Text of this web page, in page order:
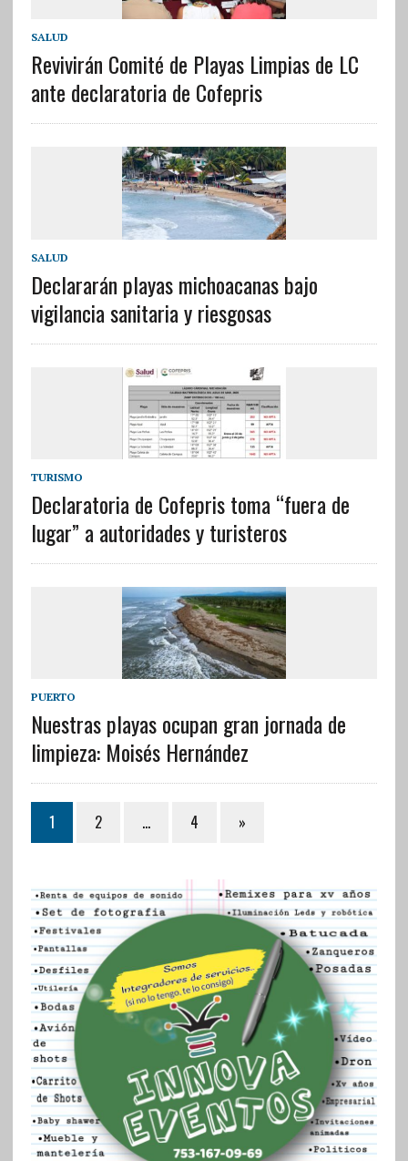
SALUD
Revivirán Comité de Playas Limpias de LC
ante declaratoria de Cofepris
SALUD
Declararán playas michoacanas bajo
vigilancia sanitaria y riesgosas
TURISMO
Declaratoria de Cofepris toma “fuera de
lugar” a autoridades y turisteros
PUERTO
Nuestras playas ocupan gran jornada de
limpieza: Moisés Hernández
1 2 … 4 »